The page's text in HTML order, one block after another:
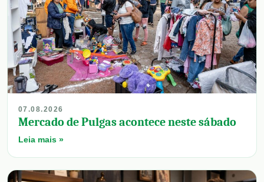
07.08.2026
Mercado de Pulgas acontece neste sábado
Leia mais »